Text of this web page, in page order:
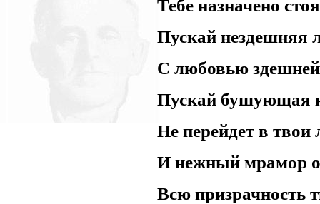
Тебе назначено
Пускай нездешняя
С любовью
Пускай бушующая
Не перейдет в твои
И нежный мрамор
Всю призрачность